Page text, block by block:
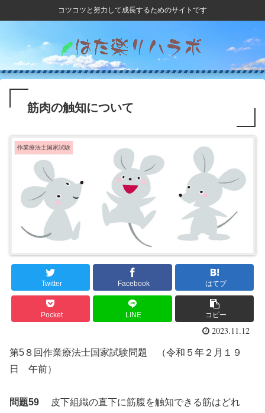
コツコツと努力して成長するためのサイトです
筋肉の触知について
作業療法士国家試験
Twitter Facebook はてブ
Pocket LINE コピー
2023.11.12
第5８回作業療法士国家試験問題 （令和５年２月１９
日 午前）
問題59 皮下組織の直下に筋腹を触知できる筋はどれ